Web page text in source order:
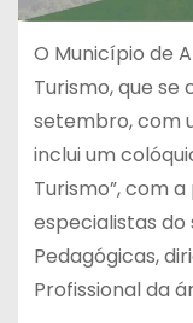
O Município de
Turismo, que se
setembro, com
inclui um
Turismo”, com
especialistas do
Pedagógicas,
Profissional da